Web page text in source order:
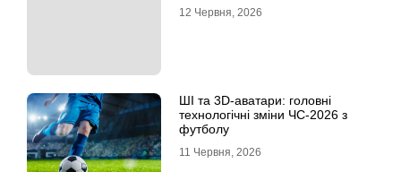
12 Червня, 2026
ШІ та 3D-аватари: головні
технологічні зміни ЧС-2026 з
футболу
11 Червня, 2026